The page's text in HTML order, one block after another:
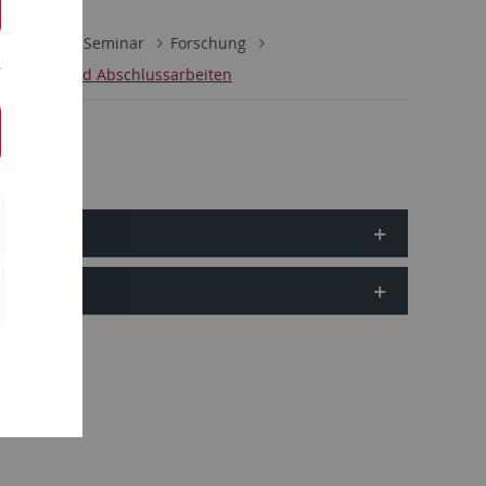
Seminar
Forschung
und Abschlussarbeiten